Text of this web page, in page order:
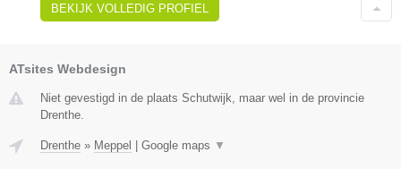
BEKIJK VOLLEDIG PROFIEL
ATsites Webdesign
Niet gevestigd in de plaats Schutwijk, maar wel in de provincie
Drenthe.
Drenthe » Meppel Google maps ▼